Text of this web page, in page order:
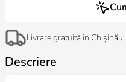
Livrare gratuită în Chișinău.
Descriere